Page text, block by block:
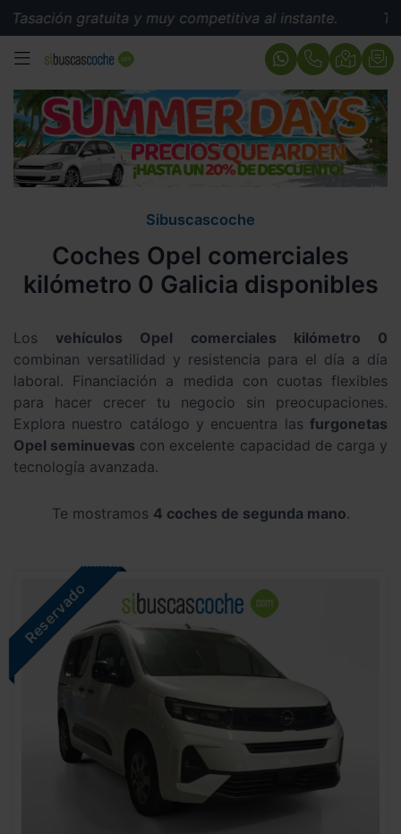
gratuita y muy competitiva al instante.
MENÚ
Sibuscascoche
Coches Opel comerciales
kilómetro 0 Galicia disponibles
Los vehículos Opel comerciales kilómetro 0
combinan versatilidad y resistencia para el día a día
laboral. Financiación a medida con cuotas flexibles
para hacer crecer tu negocio sin preocupaciones.
Explora nuestro catálogo y encuentra las furgonetas
Opel seminuevas con excelente capacidad de carga y
tecnología avanzada.
Te mostramos 4 coches de segunda mano.